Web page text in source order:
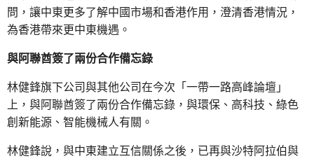
問，讓中東更多了解中國市場和香港作用，澄清香港情況，
為香港帶來更中東機遇。
與阿聯酋簽了兩份合作備忘錄
林健鋒旗下公司與其他公司在今次「一帶一路高峰論壇」
上，與阿聯酋簽了兩份合作備忘錄，與環保、高科技、綠色
創新能源、智能機械人有關。
林健鋒說，與中東建立互信關係之後，已再與沙特阿拉伯與